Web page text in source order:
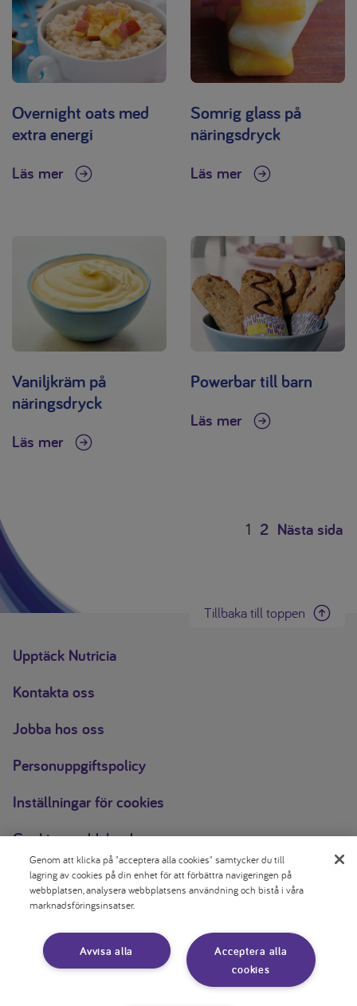
Overnight oats med
extra energi
Läs mer
Somrig glass på
näringsdryck
Läs mer
Vaniljkräm på
näringsdryck
Läs mer
Powerbar till barn
Läs mer
1 2 Nästa sida
Tillbaka till toppen
Upptäck Nutricia
Kontakta oss
Jobba hos oss
Personuppgiftspolicy
Inställningar för cookies
Cookie-meddelande
Rättslig information
Skriv ut sidan
Följ oss:
FacebookInstagram
Genom att klicka på "acceptera alla cookies" samtycker du till
lagring av cookies på din enhet för att förbättra navigeringen på
webbplatsen, analysera webbplatsens användning och bistå i våra
marknadsföringsinsatser.
Acceptera alla
cookies
Avvisa alla